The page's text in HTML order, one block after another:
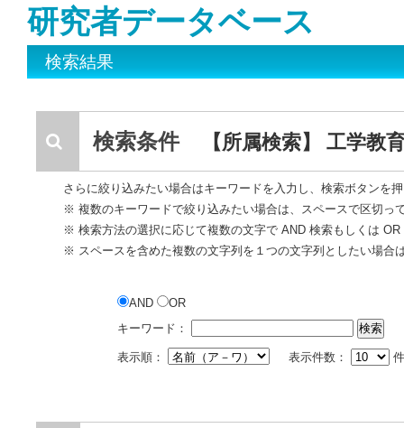
研究者データベース
検索結果
検索条件 【所属検索】 工学教
さらに絞り込みたい場合はキーワードを入力し、検索ボタンを
※ 複数のキーワードで絞り込みたい場合は、スペースで区切っ
※ 検索方法の選択に応じて複数の文字で AND 検索もしくは
※ スペースを含めた複数の文字列を１つの文字列としたい場合
AND
OR
キーワード：
表示順： 表示件数：